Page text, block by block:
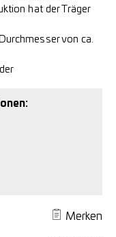
hat der Träger
von ca.
Merken